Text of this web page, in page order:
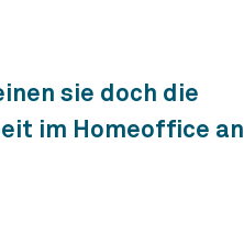
sie doch die
im Homeoffice an